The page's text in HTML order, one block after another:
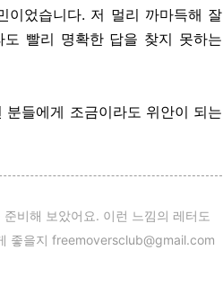
이었습니다. 저 멀리 까마득해 잘
빨리 명확한 답을 찾지 못하는
들에게 조금이라도 위안이 되는
비해 보았어요. 이런 느낌의 레터도
좋을지 freemoversclub@gmail.com